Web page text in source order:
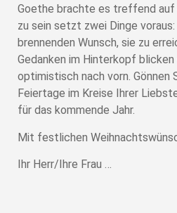
Goethe brachte es treffend auf
zu sein setzt zwei Dinge
brennenden Wunsch, sie zu
Gedanken im Hinterkopf blicken
optimistisch nach vorn. Gönnen
Feiertage im Kreise Ihrer
für das kommende Jahr.
Mit festlichen
Ihr Herr/Ihre Frau …